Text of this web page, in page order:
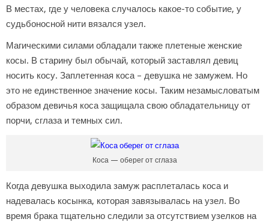
В местах, где у человека случалось какое-то событие, у
судьбоносной нити вязался узел.
Магическими силами обладали также плетеные женские
косы. В старину был обычай, который заставлял девиц
носить косу. Заплетенная коса – девушка не замужем. Но
это не единственное значение косы. Таким незамысловатым
образом девичья коса защищала свою обладательницу от
порчи, сглаза и темных сил.
Коса — оберег от сглаза
Когда девушка выходила замуж расплеталась коса и
надевалась косынка, которая завязывалась на узел. Во
время брака тщательно следили за отсутствием узелков на